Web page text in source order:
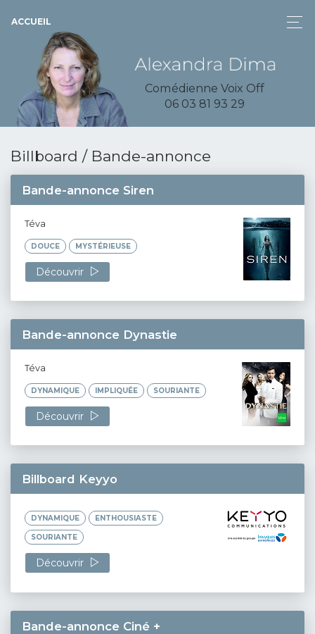
ACCUEIL
Comédienne Voix Off
06 03 81 93 29
Billboard / Bande-annonce
Bande-annonce Siren
Téva
DOUCE MYSTÉRIEUSE
Découvrir
Bande-annonce Dynastie
Téva
DYNAMIQUE IMPLIQUÉE SOURIANTE
Découvrir
Billboard Keyyo
DYNAMIQUE ENTHOUSIASTE
SOURIANTE
Découvrir
Bande-annonce Ciné +